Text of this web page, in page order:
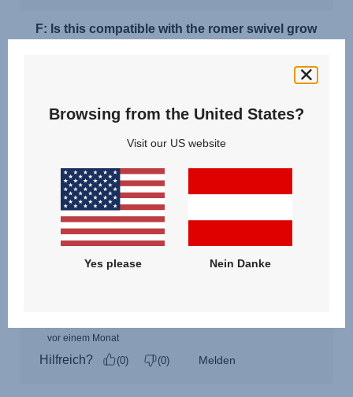
Browsing from the United States?
Visit our US website
Yes please Nein Danke